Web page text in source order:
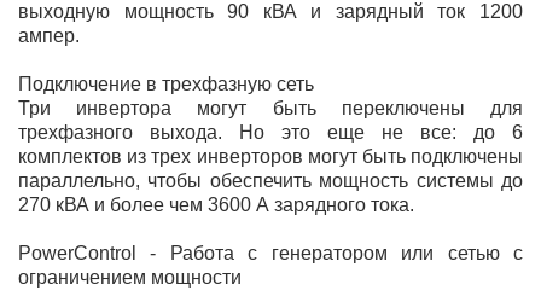
выходную мощность 90 кВА и зарядный ток 1200
ампер.
Подключение в трехфазную сеть
Три инвертора могут быть переключены для
трехфазного выхода. Но это еще не все: до 6
комплектов из трех инверторов могут быть подключены
параллельно, чтобы обеспечить мощность системы до
270 кВА и более чем 3600 А зарядного тока.
PowerControl - Работа с генератором или сетью с
ограничением мощности